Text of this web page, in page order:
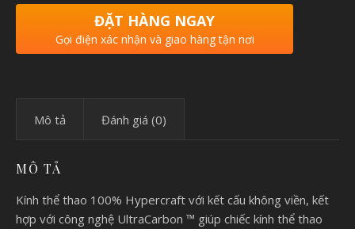
ĐẶT HÀNG NGAY
Gọi điện xác nhận và giao hàng tận nơi
Mô tả Đánh giá (0)
MÔ TẢ
Kính thể thao 100% Hypercraft với kết cấu không viền, kết
hợp với công nghệ UltraCarbon ™ giúp chiếc kính thể thao